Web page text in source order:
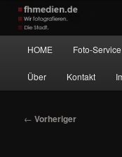
Zum
primären
Inhalt
springen
Wir fotografieren die
HOME Foto-Service
Über Kontakt
Beitragsnavigation
← Vorheriger